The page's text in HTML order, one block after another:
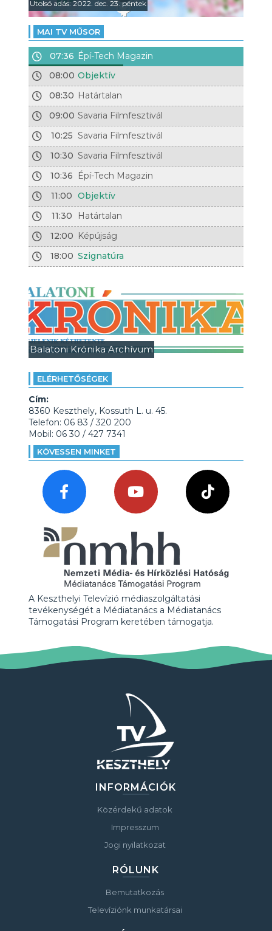
Utolsó adás: 2022. dec. 23. péntek
MAI TV MŰSOR
07:36 Épí-Tech Magazin
08:00 Objektív
08:30 Határtalan
09:00 Savaria Filmfesztivál
10:25 Savaria Filmfesztivál
10:30 Savaria Filmfesztivál
10:36
Épí-Tech Magazin
11:00 Objektív
11:30
Határtalan
12:00 Képújság
18:00 Szignatúra
Balatoni Krónika Archívum
ELÉRHETŐSÉGEK
Cím:
8360 Keszthely, Kossuth L. u. 45.
Telefon: 06 83 / 320 200
Mobil: 06 30 / 427 7341
KÖVESSEN MINKET
A Keszthelyi Televízió médiaszolgáltatási
tevékenységét a Médiatanács a Médiatanács
Támogatási Program keretében támogatja.
INFORMÁCIÓK
Közérdekű adatok
Impresszum
Jogi nyilatkozat
RÓLUNK
Bemutatkozás
Televíziónk munkatársai